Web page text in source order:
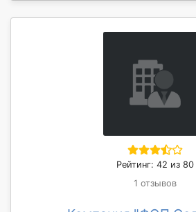
Рейтинг: 42 из 80
1 отзывов